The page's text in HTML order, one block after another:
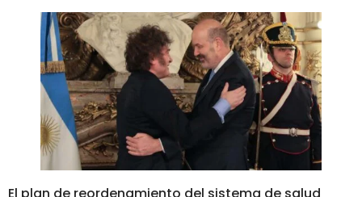
El plan de reordenamiento del sistema de salud